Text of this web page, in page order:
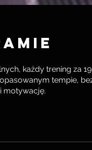
każdy trening za
tempie,
motywację.